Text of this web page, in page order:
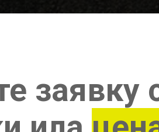
заявку